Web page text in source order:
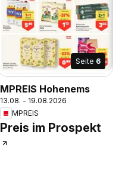
Seite 6
MPREIS Hohenems
13.08. - 19.08.2026
MPREIS
Preis im Prospekt